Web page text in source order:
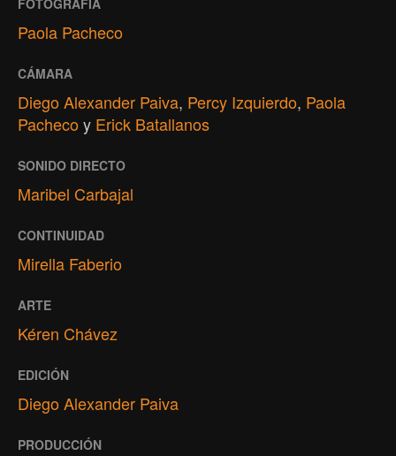
FOTOGRAFÍA
Paola Pacheco
CÁMARA
Diego Alexander Paiva, Percy Izquierdo, Paola
Pachecoy Erick Batallanos
SONIDO DIRECTO
Maribel Carbajal
CONTINUIDAD
Mirella Faberio
ARTE
Kéren Chávez
EDICIÓN
Diego Alexander Paiva
PRODUCCIÓN